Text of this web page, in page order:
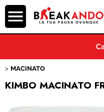
MACINATO
KIMBO MACINATO